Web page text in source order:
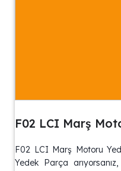
F02 LCI Marş
F02 LCI Marş Motoru
Yedek Parça